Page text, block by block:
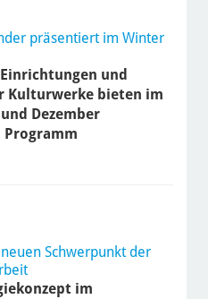
präsentiert im Winter
und
Kulturwerke bieten im
Dezember
Schwerpunkt der
im